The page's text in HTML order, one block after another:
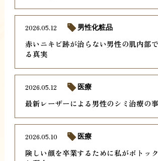
赤いニキビ跡が治らない男性の肌内部
る真実
2026.05.12 男性化粧品
最新レーザーによる男性のシミ治療の
2026.05.12 医療
険しい顔を卒業するために私がボトッ
2026.05.10 医療